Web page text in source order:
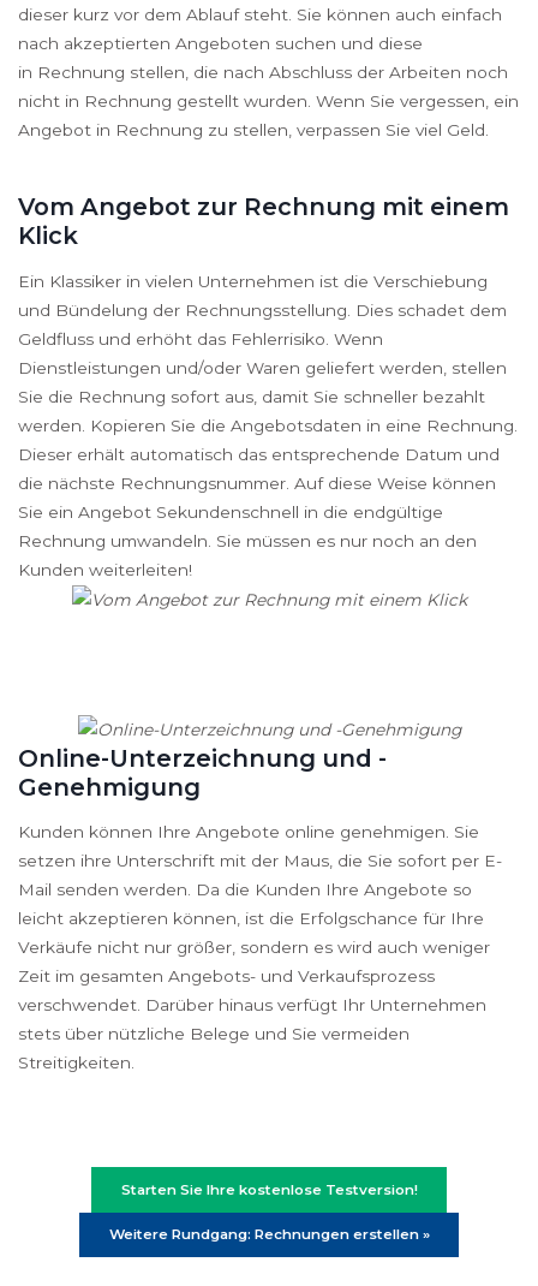
dieser kurz vor dem Ablauf steht. Sie können auch einfach
nach akzeptierten Angeboten suchen und diese
in Rechnung stellen, die nach Abschluss der Arbeiten noch
nicht in Rechnung gestellt wurden. Wenn Sie vergessen, ein
Angebot in Rechnung zu stellen, verpassen Sie viel Geld.
Vom Angebot zur Rechnung mit einem
Klick
Ein Klassiker in vielen Unternehmen ist die Verschiebung
und Bündelung der Rechnungsstellung. Dies schadet dem
Geldfluss und erhöht das Fehlerrisiko. Wenn
Dienstleistungen und/oder Waren geliefert werden, stellen
Sie die Rechnung sofort aus, damit Sie schneller bezahlt
werden. Kopieren Sie die Angebotsdaten in eine Rechnung.
Dieser erhält automatisch das entsprechende Datum und
die nächste Rechnungsnummer. Auf diese Weise können
Sie ein Angebot Sekundenschnell in die endgültige
Rechnung umwandeln. Sie müssen es nur noch an den
Kunden weiterleiten!
Online-Unterzeichnung und -
Genehmigung
Kunden können Ihre Angebote online genehmigen. Sie
setzen ihre Unterschrift mit der Maus, die Sie sofort per E-
Mail senden werden. Da die Kunden Ihre Angebote so
leicht akzeptieren können, ist die Erfolgschance für Ihre
Verkäufe nicht nur größer, sondern es wird auch weniger
Zeit im gesamten Angebots- und Verkaufsprozess
verschwendet. Darüber hinaus verfügt Ihr Unternehmen
stets über nützliche Belege und Sie vermeiden
Streitigkeiten.
Starten Sie Ihre kostenlose Testversion!
Weitere Rundgang: Rechnungen erstellen »